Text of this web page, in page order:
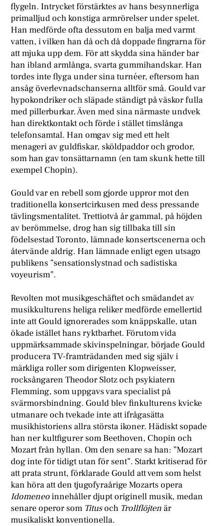
flygeln. Intrycket förstärktes av hans besynnerliga
primalljud och konstiga armrörelser under spelet.
Han medförde ofta dessutom en balja med varmt
vatten, i vilken han då och då doppade fingrarna för
att mjuka upp dem. För att skydda sina händer bar
han ibland armlånga, svarta gummihandskar. Han
tordes inte flyga under sina turnéer, eftersom han
ansåg överlevnadschanserna alltför små. Gould var
hypokondriker och släpade ständigt på väskor fulla
med pillerburkar. Även med sina närmaste undvek
han direktkontakt och förde i stället timslånga
telefonsamtal. Han omgav sig med ett helt
menageri av guldfiskar, sköldpaddor och grodor,
som han gav tonsättarnamn (en tam skunk hette till
exempel Chopin).
Gould var en rebell som gjorde uppror mot den
traditionella konsertcirkusen med dess pressande
tävlingsmentalitet. Trettiotvå år gammal, på höjden
av berömmelse, drog han sig tillbaka till sin
födelsestad Toronto, lämnade konsertscenerna och
återvände aldrig. Han lämnade enligt egen utsago
publikens ”sensationslystnad och sadistiska
voyeurism”.
Revolten mot musikgeschäftet och smädandet av
musikkulturens heliga reliker medförde emellertid
inte att Gould ignorerades som knäppskalle, utan
ökade istället hans ryktbarhet. Förutom vida
uppmärksammade skivinspelningar, började Gould
producera TV-framträdanden med sig själv i
märkliga roller som dirigenten Klopweisser,
rocksångaren Theodor Slotz och psykiatern
Flemming, som uppgavs vara specialist på
svärmorsbindning. Gould blev finkulturens kvicke
utmanare och tvekade inte att ifrågasätta
musikhistoriens allra största ikoner. Hädiskt sopade
han ner kultfigurer som Beethoven, Chopin och
Mozart från hyllan. Om den senare sa han: ”Mozart
dog inte för tidigt utan för sent”. Starkt kritiserad för
att prata strunt, förklarade Gould att vem som helst
kan höra att den tjugofyraårige Mozarts opera
Idomeneoinnehåller djupt originell musik, medan
senare operor som Titusoch Trollflöjten är
musikaliskt konventionella.